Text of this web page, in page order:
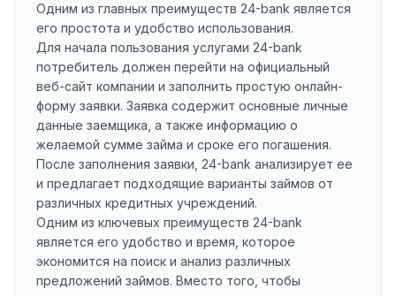
Одним из главных преимуществ 24-bank является
его простота и удобство использования.
Для начала пользования услугами 24-bank
потребитель должен перейти на официальный
веб-сайт компании и заполнить простую онлайн-
форму заявки. Заявка содержит основные личные
данные заемщика, а также информацию о
желаемой сумме займа и сроке его погашения.
После заполнения заявки, 24-bank анализирует ее
и предлагает подходящие варианты займов от
различных кредитных учреждений.
Одним из ключевых преимуществ 24-bank
является его удобство и время, которое
экономится на поиск и анализ различных
предложений займов. Вместо того, чтобы